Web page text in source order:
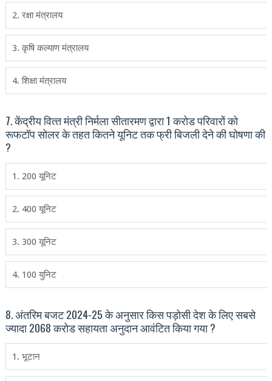
2. रक्षा मंत्रालय
3. कृषि कल्‍याण मंत्रालय
4. शिक्षा मंत्रालय
7. केंद्रीय वित्‍त मंत्री निर्मला सीतारमण द्वारा 1 करोड परिवारों को
रूफटॉप सोलर के तहत कितने यूनिट तक फ्री बिजली देने की घोषणा की
?
1. 200 यूनिट
2. 400 यूनिट
3. 300 यूनिट
4. 100 युनिट
8. अंतरिम बजट 2024-25 के अनुसार किस पड़ोसी देश के लिए सबसे
ज्‍यादा 2068 करोड सहायता अनुदान आवंटित किया गया ?
1. भूटान